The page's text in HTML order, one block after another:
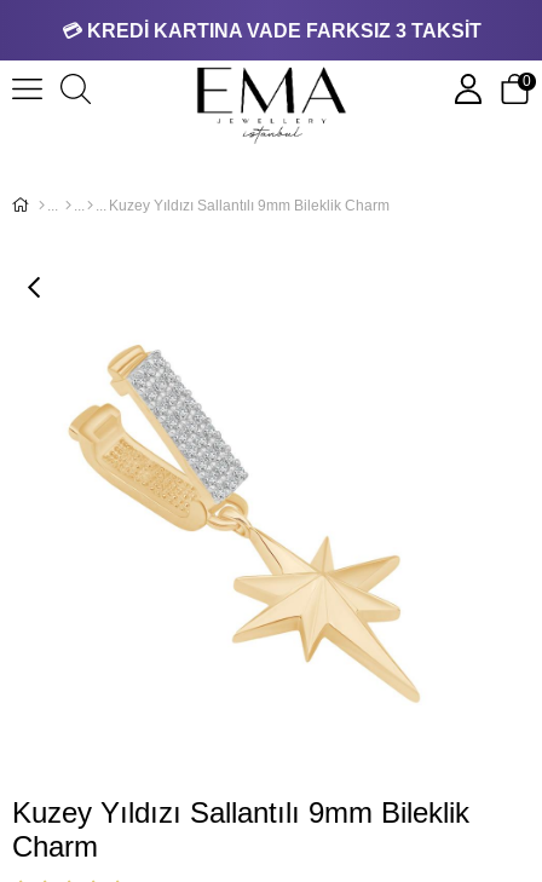
💳 KREDİ KARTINA VADE FARKSIZ 3 TAKSİT
0
Kuzey Yıldızı Sallantılı 9mm Bileklik Charm
Kuzey Yıldızı Sallantılı 9mm Bileklik
Charm